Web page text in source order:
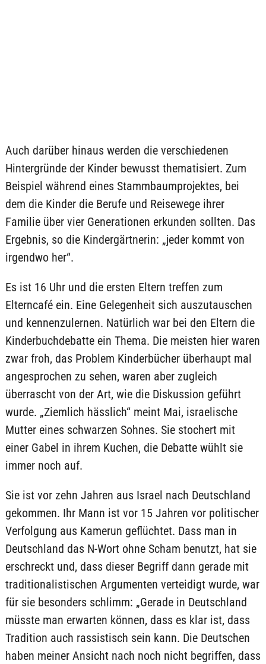
Auch darüber hinaus werden die verschiedenen
Hintergründe der Kinder bewusst thematisiert. Zum
Beispiel während eines Stammbaumprojektes, bei
dem die Kinder die Berufe und Reisewege ihrer
Familie über vier Generationen erkunden sollten. Das
Ergebnis, so die Kindergärtnerin: „jeder kommt von
irgendwo her“.
Es ist 16 Uhr und die ersten Eltern treffen zum
Elterncafé ein. Eine Gelegenheit sich auszutauschen
und kennenzulernen. Natürlich war bei den Eltern die
Kinderbuchdebatte ein Thema. Die meisten hier waren
zwar froh, das Problem Kinderbücher überhaupt mal
angesprochen zu sehen, waren aber zugleich
überrascht von der Art, wie die Diskussion geführt
wurde. „Ziemlich hässlich“ meint Mai, israelische
Mutter eines schwarzen Sohnes. Sie stochert mit
einer Gabel in ihrem Kuchen, die Debatte wühlt sie
immer noch auf.
Sie ist vor zehn Jahren aus Israel nach Deutschland
gekommen. Ihr Mann ist vor 15 Jahren vor politischer
Verfolgung aus Kamerun geflüchtet. Dass man in
Deutschland das N-Wort ohne Scham benutzt, hat sie
erschreckt und, dass dieser Begriff dann gerade mit
traditionalistischen Argumenten verteidigt wurde, war
für sie besonders schlimm: „Gerade in Deutschland
müsste man erwarten können, dass es klar ist, dass
Tradition auch rassistisch sein kann. Die Deutschen
haben meiner Ansicht nach noch nicht begriffen, dass